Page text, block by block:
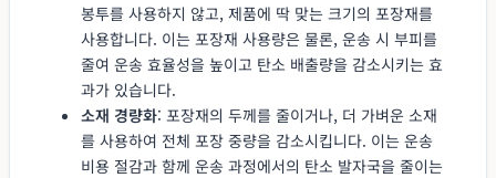
봉투를 사용하지 않고, 제품에 딱 맞는 크기의 포장재를
사용합니다. 이는 포장재 사용량은 물론, 운송 시 부피를
줄여 운송 효율성을 높이고 탄소 배출량을 감소시키는 효
과가 있습니다.
소재 경량화: 포장재의 두께를 줄이거나, 더 가벼운 소재
를 사용하여 전체 포장 중량을 감소시킵니다. 이는 운송
비용 절감과 함께 운송 과정에서의 탄소 발자국을 줄이는